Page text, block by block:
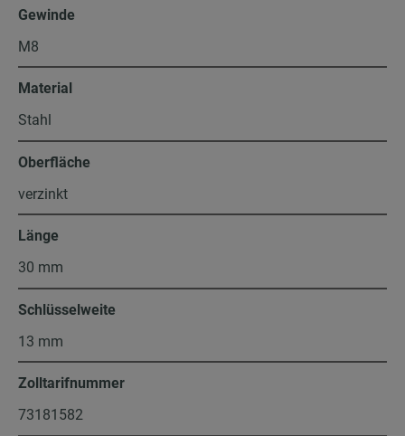
Gewinde
M8
Material
Stahl
Oberfläche
verzinkt
Länge
30 mm
Schlüsselweite
13 mm
Zolltarifnummer
73181582